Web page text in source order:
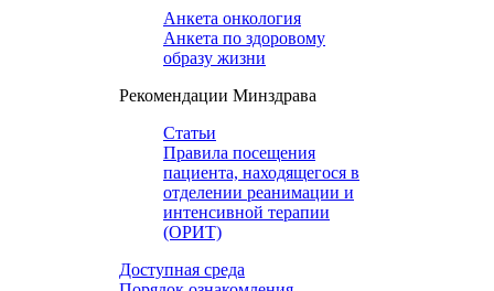
Анкета онкология
Анкета по здоровому
образу жизни
Рекомендации Минздрава
Статьи
Правила посещения
пациента, находящегося в
отделении реанимации и
интенсивной терапии
(ОРИТ)
Доступная среда